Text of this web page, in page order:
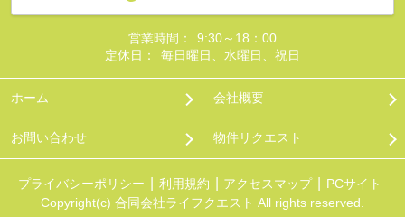
営業時間：
9:30～18：00
定休日：
毎日曜日、水曜日、祝日
ホーム 会社概要
お問い合わせ 物件リクエスト
プライバシーポリシー 利用規約 アクセスマップ
PCサイト
Copyright(c) 合同会社ライフクエスト All rights reserved.